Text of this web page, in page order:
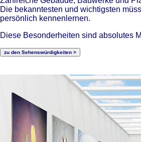
Die bekanntesten und wichtigsten
persönlich kennenlernen.
Diese Besonderheiten sind absolutes